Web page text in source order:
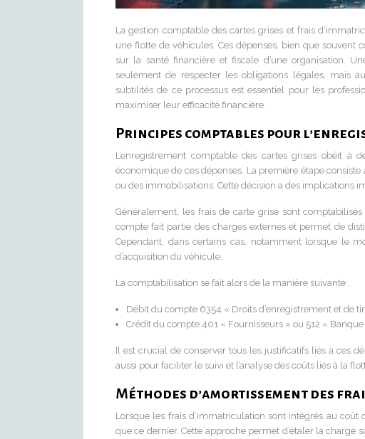
La gestion comptable des cartes grises et frais
une flotte de véhicules. Ces dépenses, bien que
sur la santé financière et fiscale d’une organisation.
seulement de respecter les obligations légales, mais
subtilités de ce processus est essentiel pour les
maximiser leur efficacité financière.
Principes comptables pour
L’enregistrement comptable des cartes grises obéit
économique de ces dépenses. La première étape
ou des immobilisations. Cette décision a des implications
Généralement, les frais de carte grise sont
compte fait partie des charges externes et permet de
Cependant, dans certains cas, notamment lorsque le
d’acquisition du véhicule.
La comptabilisation se fait alors de la manière suivante :
Débit du compte 6354 « Droits d’enregistrement et de
Crédit du compte 401 « Fournisseurs » ou 512 «
Il est crucial de conserver tous les justificatifs liés à ces
aussi pour faciliter le suivi et l’analyse des coûts liés à la
Méthodes d’amortissement des
Lorsque les frais d’immatriculation sont intégrés au
que ce dernier. Cette approche permet d’étaler la charge